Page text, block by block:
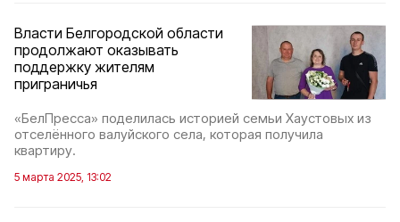
Власти Белгородской области
продолжают оказывать
поддержку жителям
приграничья
«БелПресса» поделилась историей семьи Хаустовых из
отселённого валуйского села, которая получила
квартиру.
5 марта 2025, 13:02